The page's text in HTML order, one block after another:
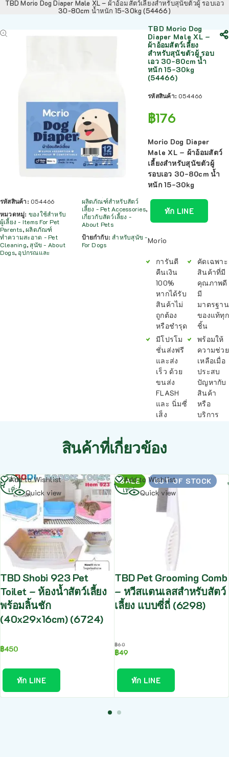
TBD Morio Dog Diaper Male XL – ผ้าอ้อมสัตว์เลี้ยงสำหรับสุนัขตัวผู้ รอบเอว
30-80cm น้ำหนัก 15-30kg (54466)
รหัสสินค้า: 054466
หมวดหมู่: ของใช้สำหรับ
ผู้เลี้ยง - Items For Pet
Parents,ผลิตภัณฑ์
ทำความสะอาด - Pet
Cleaning,สุนัข - About
Dogs, อุปกรณและ
ผลิตภัณฑ์สำหรับสัตว์
เลี้ยง - Pet Accessories,
เกี่ยวกับสัตว์เลี้ยง -
About Pets
ป้ายกำกับ:สำหรับสุนัข -
For Dogs
TBD Morio Dog
Diaper Male XL –
ผ้าอ้อมสัตว์เลี้ยง
สำหรับสุนัขตัวผู้ รอบ
เอว 30-80cm น้ำ
หนัก 15-30kg
(54466)
รหัสสินค้า: 054466
฿176
Morio Dog Diaper
Male XL – ผ้าอ้อมสัตว์
เลี้ยงสำหรับสุนัขตัวผู้
รอบเอว 30-80cm น้ำ
หนัก 15-30kg
ทัก LINE
Morio
การันตี
คืนเงิน
100%
หากได้รับ
สินค้าไม่
ถูกต้อง
หรือชำรุด
มีโปรโม
ชั่นส่งฟรี
และส่ง
เร็ว ด้วย
ขนส่ง
FLASH
และ นิ่มซี่
เส็ง
คัดเฉพาะ
สินค้าที่มี
คุณภาพดี
มี
มาตรฐาน
ของแท้ทุก
ชิ้น
พร้อมให้
ความช่วย
เหลือเมื่อ
ประสบ
ปัญหากับ
สินค้า
หรือ
บริการ
สินค้าที่เกี่ยวข้อง
Add to Wishlist
Quick view
TBD Shobi 923 Pet
Toilet – ห้องน้ำสัตว์เลี้ยง
พร้อมลิ้นชัก
(40x29x16cm) (6724)
฿450
ทัก LINE
อ่าน
เพิ่ม
SALE OUT OF STOCK
Add to Wishlist
Quick view
TBD Pet Grooming Comb
– หวีสแตนเลสสำหรับสัตว์
เลี้ยง แบบซี่ถี่ (6298)
฿60
฿49
ทัก LINE
อ่าน
เพิ่ม